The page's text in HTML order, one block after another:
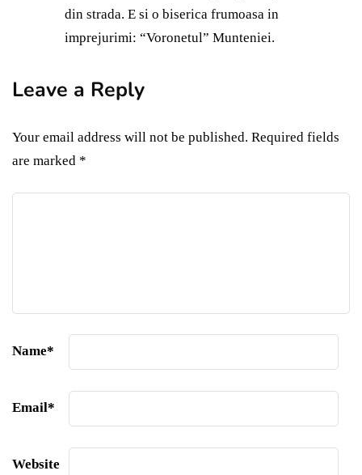
din strada. E si o biserica frumoasa in
imprejurimi: “Voronetul” Munteniei.
Leave a Reply
Your email address will not be published. Required fields
are marked *
Name*
Email*
Website